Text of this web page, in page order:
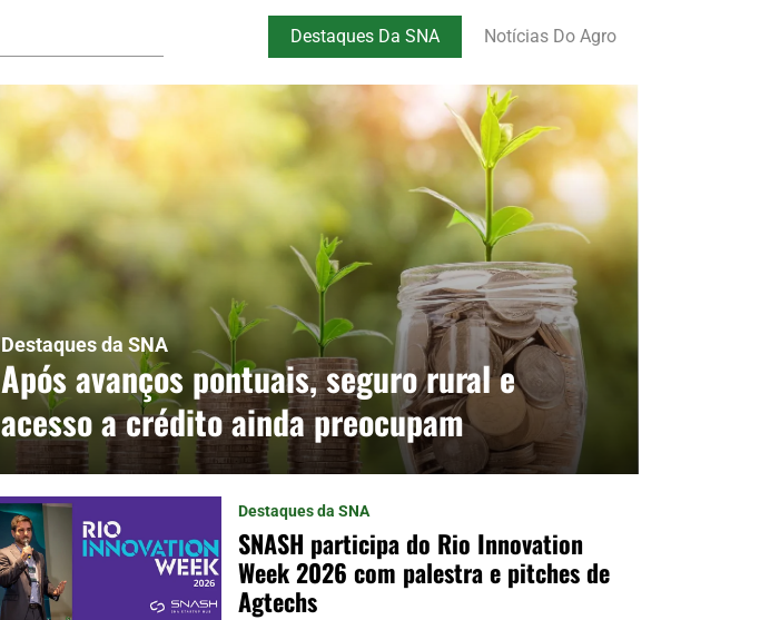
Destaques Da SNA Notícias Do Agro
Destaques da SNA
Após avanços pontuais, seguro rural e
acesso a crédito ainda preocupam
Destaques da SNA
SNASH participa do Rio Innovation
Week 2026 com palestra e pitches de
Agtechs